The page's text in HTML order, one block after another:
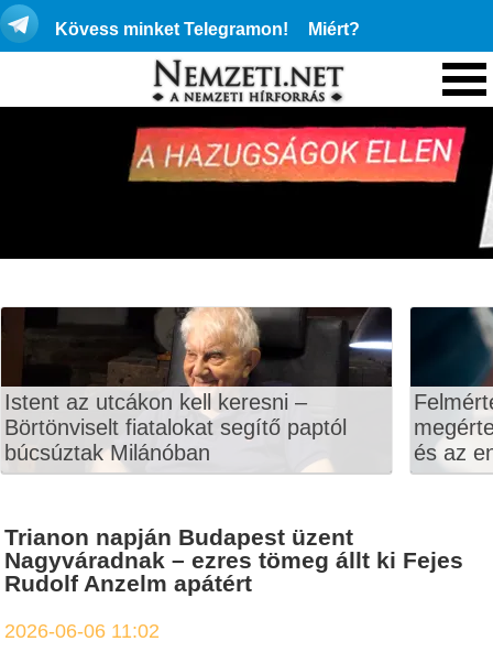
Kövess minket Telegramon! Miért?
Istent az utcákon kell keresni –
Börtönviselt fiatalokat segítő paptól
búcsúztak Milánóban
és az
Trianon napján Budapest üzent
Nagyváradnak – ezres tömeg állt ki Fejes
Rudolf Anzelm apátért
2026-06-06 11:02